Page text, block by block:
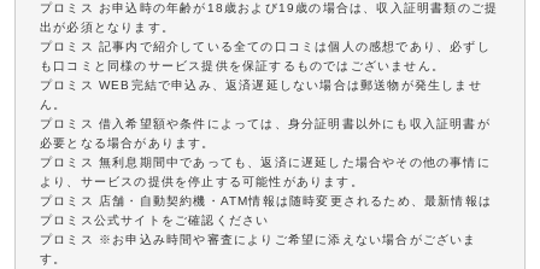
プロミス お申込時の年齢が18歳および19歳の場合は、収入証明書類のご提
出が必須となります。
プロミス 記事内で紹介している全ての口コミは個人の感想であり、必ずし
も口コミと同様のサービス提供を保証するものではございません。
プロミス WEB完結で申込み、返済遅延しない場合は郵送物が発生しませ
ん。
プロミス 借入希望額や条件によっては、身分証明書以外にも収入証明書が
必要となる場合があります。
プロミス 無利息期間中であっても、返済に遅延した場合やその他の事情に
より、サービスの提供を停止する可能性があります。
プロミス 店舗・自動契約機・ATM情報は随時変更されるため、最新情報は
プロミス公式サイトをご確認ください
プロミス ※お申込み時間や審査によりご希望に添えない場合がございま
す。